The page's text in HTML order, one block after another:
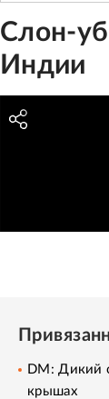
Слон-
Индии
DM: Дикий
крышах